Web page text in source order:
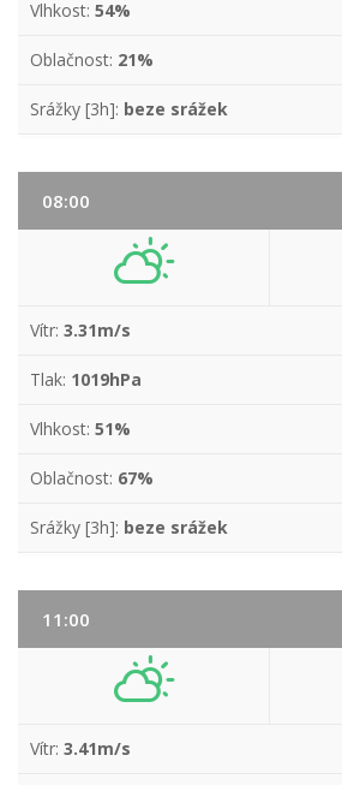
Vlhkost: 54%
Oblačnost: 21%
Srážky [3h]: beze srážek
08:00
Vítr: 3.31m/s
Tlak: 1019hPa
Vlhkost: 51%
Oblačnost: 67%
Srážky [3h]: beze srážek
11:00
Vítr: 3.41m/s